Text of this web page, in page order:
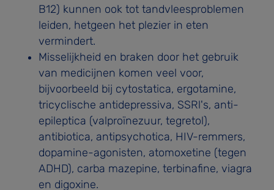
B12) kunnen ook tot tandvleesproblemen
leiden, hetgeen het plezier in eten
vermindert.
Misselijkheid en braken door het gebruik
van medicijnen komen veel voor,
bijvoorbeeld bij cytostatica, ergotamine,
tricyclische antidepressiva, SSRl's, anti-
epileptica (valproï­nezuur, tegretol),
antibiotica, antipsychotica, HIV-remmers,
dopamine-agonisten, atomoxetine (tegen
ADHD), carba­ mazepine, terbinafine, viagra
en digoxine.